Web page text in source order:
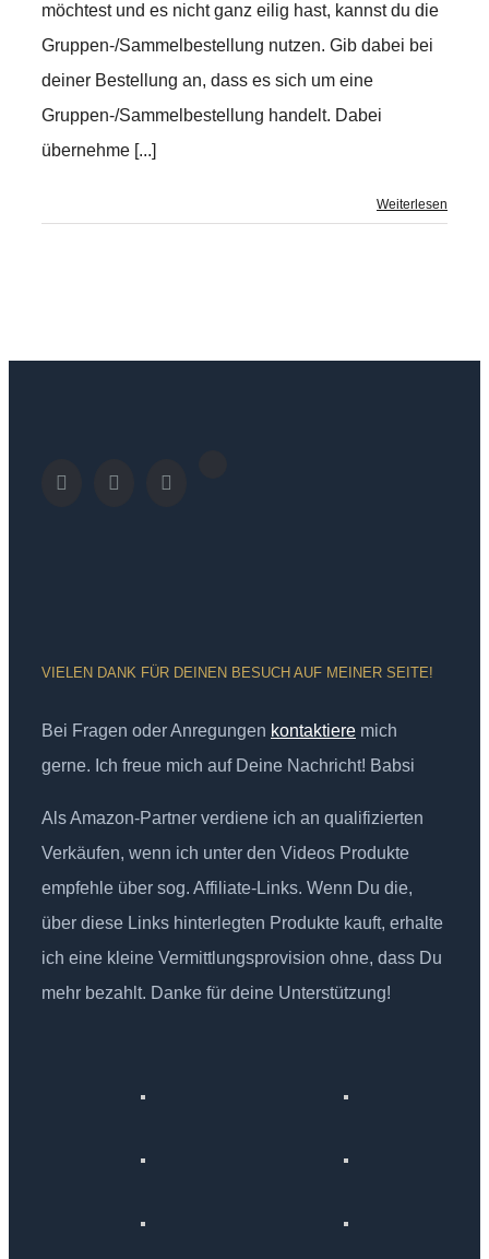
möchtest und es nicht ganz eilig hast, kannst du die
Gruppen-/Sammelbestellung nutzen. Gib dabei bei
deiner Bestellung an, dass es sich um eine
Gruppen-/Sammelbestellung handelt. Dabei
übernehme [...]
Weiterlesen
VIELEN DANK FÜR DEINEN BESUCH AUF MEINER SEITE!
Bei Fragen oder Anregungen kontaktiere mich
gerne. Ich freue mich auf Deine Nachricht! Babsi
Als Amazon-Partner verdiene ich an qualifizierten
Verkäufen, wenn ich unter den Videos Produkte
empfehle über sog. Affiliate-Links. Wenn Du die,
über diese Links hinterlegten Produkte kauft, erhalte
ich eine kleine Vermittlungsprovision ohne, dass Du
mehr bezahlt. Danke für deine Unterstützung!